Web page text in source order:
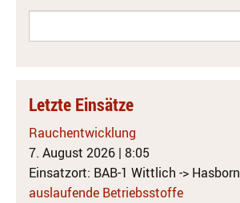
Letzte Einsätze
Rauchentwicklung
7. August 2026 | 8:05
Einsatzort: BAB-1 Wittlich -> Hasborn
auslaufende Betriebsstoffe